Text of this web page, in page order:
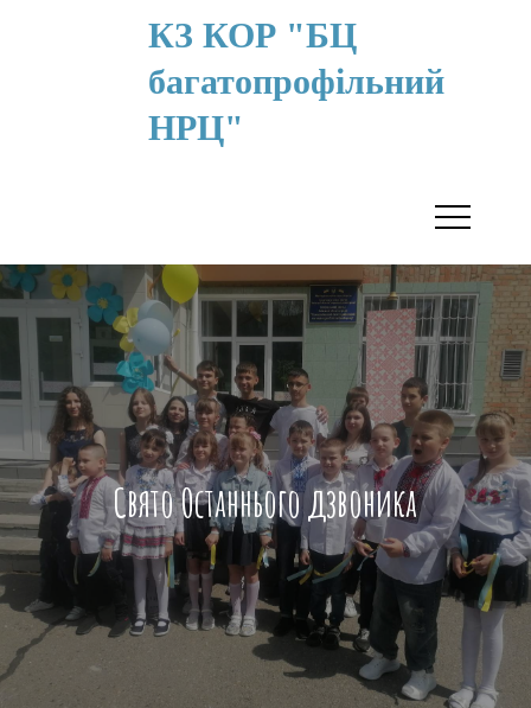
КЗ КОР "БЦ
багатопрофільний
НРЦ"
Свято Останнього дзвоника